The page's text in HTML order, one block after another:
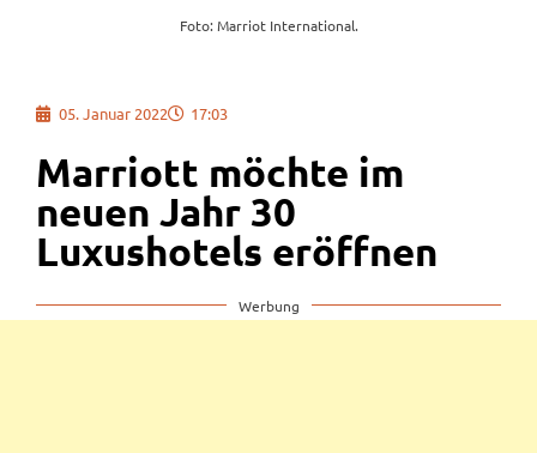
Foto: Marriot International.
05. Januar 2022 17:03
Marriott möchte im
neuen Jahr 30
Luxushotels eröffnen
Werbung